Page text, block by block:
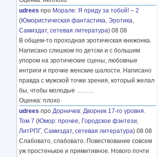
udrees про Морале: Я приду за тобой! – 2
(Юмористическая фантастика, Эротика,
Самиздат, сетевая литература) 08 08
В общем-то проходная эротическая книжонка.
Написано слишком по детски и с большим
упором на эротические сцены, любовные
интриги и прочие женские шалости. Написано
правда с мужской точки зрения, который желал
бы, чтобы молодые ………
Оценка: плохо
udrees про Дорничев: Дворник 17-го уровня.
Том 7 (Юмор: прочее, Городское фэнтези,
ЛитРПГ, Самиздат, сетевая литература) 08 08
Слабовато, слабовато. Повествование совсем
уж простенькое и примитивное. Нового почти